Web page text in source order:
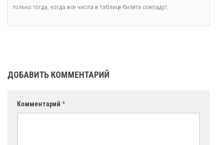
только тогда, когда все числа в таблице билета совпадут.
ДОБАВИТЬ КОММЕНТАРИЙ
Комментарий *